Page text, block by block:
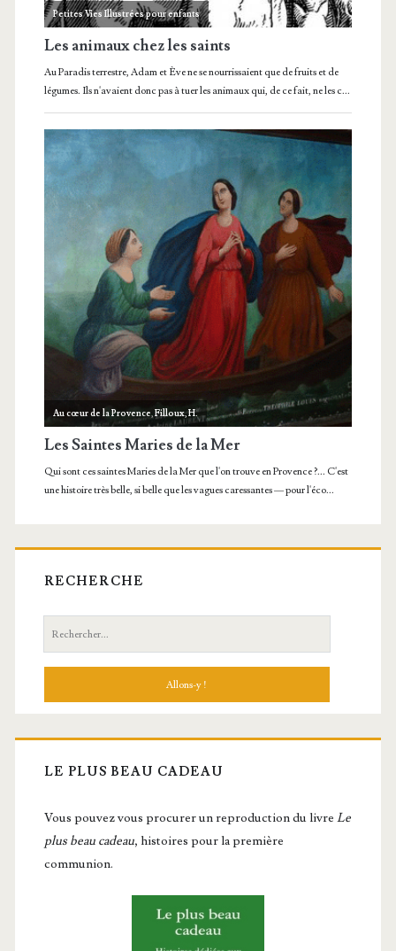
RECHERCHE
Recherche:
LE PLUS BEAU CADEAU
Vous pou­vez vous pro­cu­rer un repro­duc­tion du livre Le
plus beau cadeau, histoires pour la première
communion.